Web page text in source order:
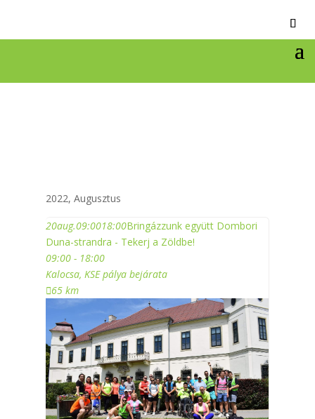
2022, Augusztus
20aug.09:0018:00Bringázzunk együtt Dombori
Duna-strandra - Tekerj a Zöldbe!
09:00 - 18:00
Kalocsa, KSE pálya bejárata
65 km